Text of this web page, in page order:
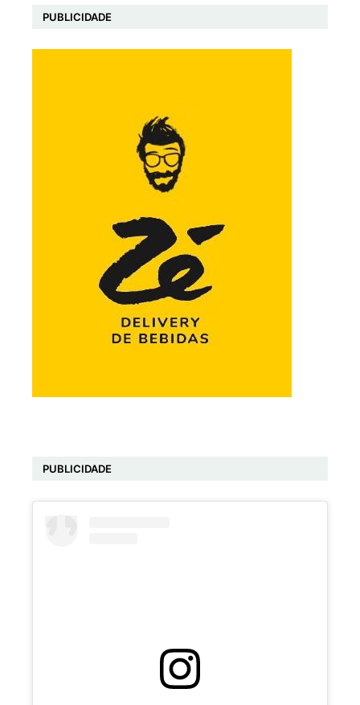
PUBLICIDADE
PUBLICIDADE